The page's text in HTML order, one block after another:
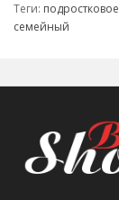
Теги: подростковое
семейный